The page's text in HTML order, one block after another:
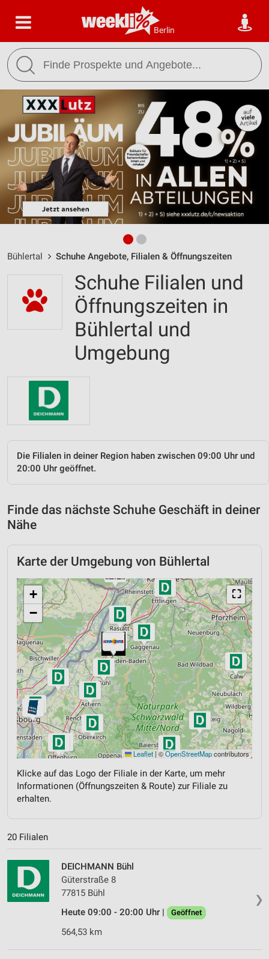
Berlin
Bühlertal Schuhe Angebote, Filialen & Öffnungszeiten
Schuhe Filialen und
Öffnungszeiten in
Bühlertal und
Umgebung
Die Filialen in deiner Region haben zwischen 09:00 Uhr und
20:00 Uhr geöffnet.
Finde das nächste Schuhe Geschäft in deiner
Nähe
Karte der Umgebung von Bühlertal
⛶
+
−
Leaflet | ©OpenStreetMapcontributors
Klicke auf das Logo der Filiale in der Karte, um mehr
Informationen (Öffnungszeiten & Route) zur Filiale zu
erhalten.
20 Filialen
❯
DEICHMANN Bühl
Güterstraße 8
77815 Bühl
Heute 09:00 - 20:00 Uhr |
Geöffnet
564,53 km